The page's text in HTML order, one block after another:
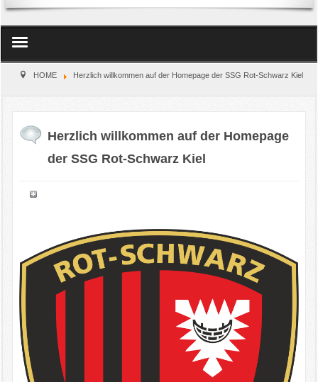
Home
Kinderschutz
Gastronomie
Aktuell
HOME Herzlich willkommen auf der Homepage der SSG Rot-Schwarz Kiel
Herzlich willkommen auf der Homepage
der SSG Rot-Schwarz Kiel